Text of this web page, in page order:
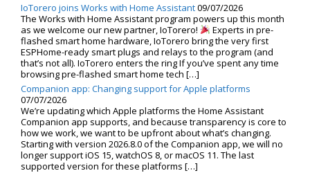
IoTorero joins Works with Home Assistant09/07/2026
The Works with Home Assistant program powers up this month
as we welcome our new partner, IoTorero!
Experts in pre-
flashed smart home hardware, IoTorero bring the very first
ESPHome-ready smart plugs and relays to the program (and
that’s not all). IoTorero enters the ring If you’ve spent any time
browsing pre-flashed smart home tech […]
Companion app: Changing support for Apple platforms
07/07/2026
We’re updating which Apple platforms the Home Assistant
Companion app supports, and because transparency is core to
how we work, we want to be upfront about what’s changing.
Starting with version 2026.8.0 of the Companion app, we will no
longer support iOS 15, watchOS 8, or macOS 11. The last
supported version for these platforms […]